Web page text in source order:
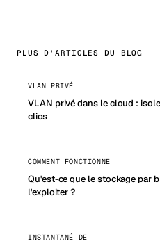
PLUS D’ARTICLES DU BLOG
VLAN PRIVÉ
VLAN privé dans le cloud :
clics
COMMENT FONCTIONNE
Qu'est-ce que le stockage par
l'exploiter ?
INSTANTANÉ DE